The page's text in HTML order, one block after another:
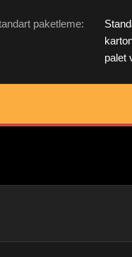
paketleme:
palet